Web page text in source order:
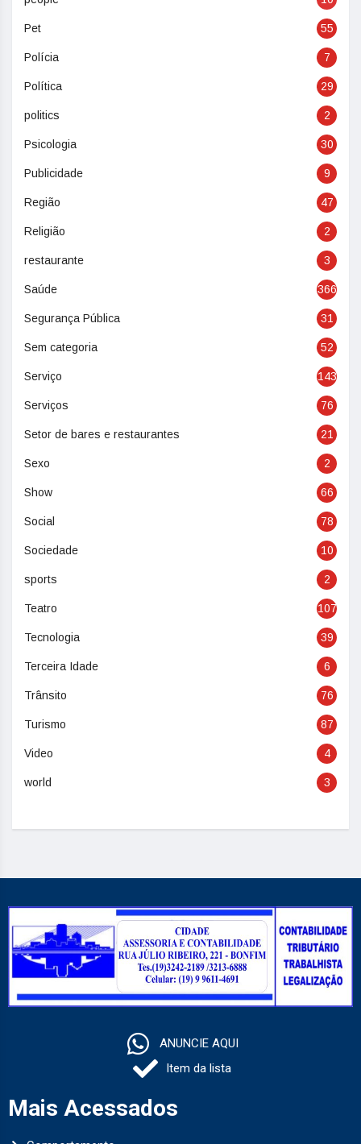
Pet 55
Polícia 7
Política 29
politics 2
Psicologia 30
Publicidade 9
Região 47
Religião 2
restaurante 3
Saúde 366
Segurança Pública 31
Sem categoria 52
Serviço 143
Serviços 76
Setor de bares e restaurantes 21
Sexo 2
Show 66
Social 78
Sociedade 10
sports 2
Teatro 107
Tecnologia 39
Terceira Idade 6
Trânsito 76
Turismo 87
Video 4
world 3
ANUNCIE AQUI
Item da lista
Mais Acessados